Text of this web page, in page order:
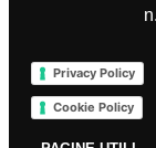
Privacy Policy
Cookie Policy